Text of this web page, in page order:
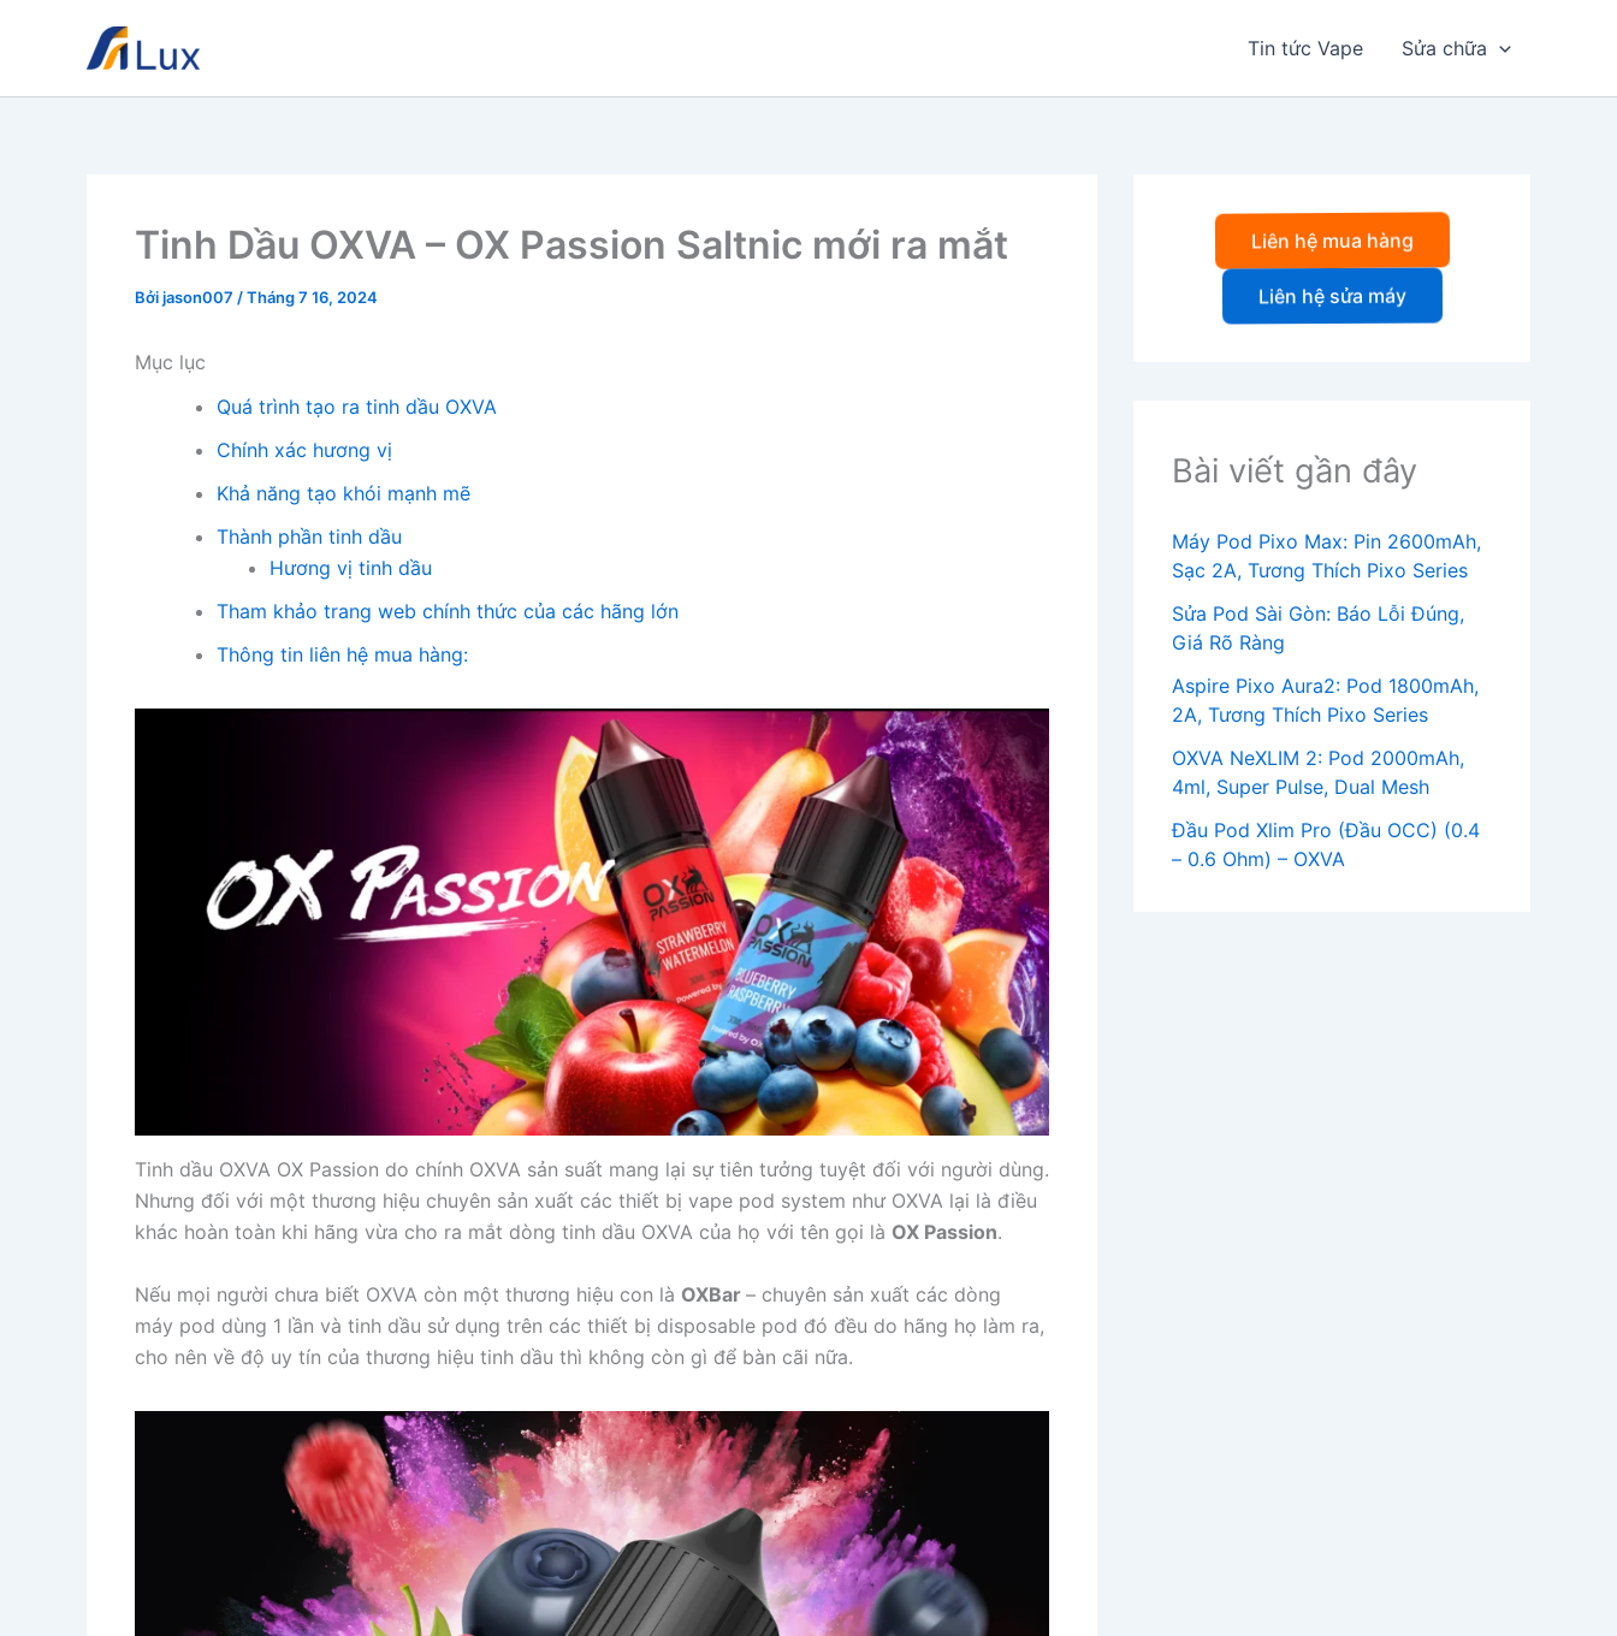
Tin tức Vape Sửa chữa
Tinh Dầu OXVA – OX Passion Saltnic mới ra mắt
Bởijason007 /Tháng 7 16, 2024
Mục lục
Quá trình tạo ra tinh dầu OXVA
Chính xác hương vị
Khả năng tạo khói mạnh mẽ
Thành phần tinh dầu
Hương vị tinh dầu
Tham khảo trang web chính thức của các hãng lớn
Thông tin liên hệ mua hàng:
Tinh dầu OXVA OX Passion do chính OXVA sản suất mang lại sự tiên tưởng tuyệt đối với người dùng.
Nhưng đối với một thương hiệu chuyên sản xuất các thiết bị vape pod system như OXVA lại là điều
khác hoàn toàn khi hãng vừa cho ra mắt dòng tinh dầu OXVA của họ với tên gọi là OX Passion.
Nếu mọi người chưa biết OXVA còn một thương hiệu con là OXBar – chuyên sản xuất các dòng
máy pod dùng 1 lần và tinh dầu sử dụng trên các thiết bị disposable pod đó đều do hãng họ làm ra,
cho nên về độ uy tín của thương hiệu tinh dầu thì không còn gì để bàn cãi nữa.
Liên hệ mua hàng
Liên hệ sửa máy
Bài viết gần đây
Máy Pod Pixo Max: Pin 2600mAh,
Sạc 2A, Tương Thích Pixo Series
Sửa Pod Sài Gòn: Báo Lỗi Đúng,
Giá Rõ Ràng
Aspire Pixo Aura2: Pod 1800mAh,
2A, Tương Thích Pixo Series
OXVA NeXLIM 2: Pod 2000mAh,
4ml, Super Pulse, Dual Mesh
Đầu Pod Xlim Pro (Đầu OCC) (0.4
– 0.6 Ohm) – OXVA